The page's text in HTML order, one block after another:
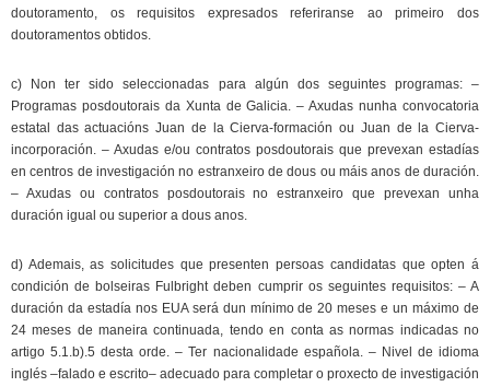
doutoramento, os requisitos expresados referiranse ao primeiro dos
doutoramentos obtidos.
c) Non ter sido seleccionadas para algún dos seguintes programas: –
Programas posdoutorais da Xunta de Galicia. – Axudas nunha convocatoria
estatal das actuacións Juan de la Cierva-formación ou Juan de la Cierva-
incorporación. – Axudas e/ou contratos posdoutorais que prevexan estadías
en centros de investigación no estranxeiro de dous ou máis anos de duración.
– Axudas ou contratos posdoutorais no estranxeiro que prevexan unha
duración igual ou superior a dous anos.
d) Ademais, as solicitudes que presenten persoas candidatas que opten á
condición de bolseiras Fulbright deben cumprir os seguintes requisitos: – A
duración da estadía nos EUA será dun mínimo de 20 meses e un máximo de
24 meses de maneira continuada, tendo en conta as normas indicadas no
artigo 5.1.b).5 desta orde. – Ter nacionalidade española. – Nivel de idioma
inglés –falado e escrito– adecuado para completar o proxecto de investigación